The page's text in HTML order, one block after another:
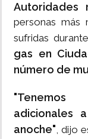
Autoridades
personas más
sufridas
gas en
número de
adicionales
anoche", dijo